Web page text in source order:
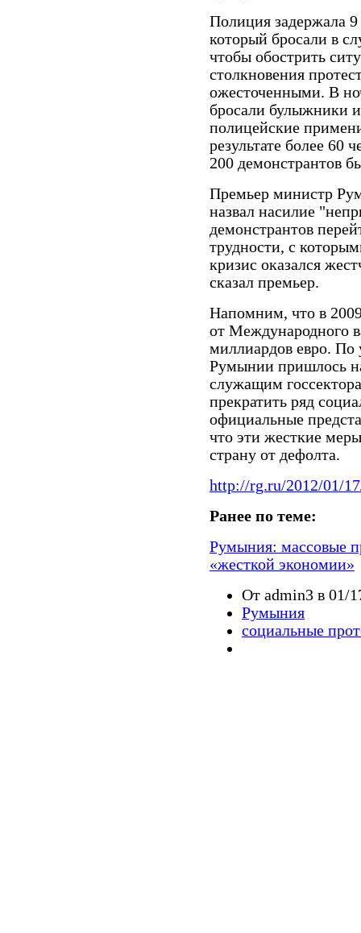
Полиция задержала
который бросали в
чтобы обострить
столкновения
ожесточенными. В
бросали булыжники
полицейские
результате более 60
200 демонстрантов
Премьер министр
назвал насилие
демонстрантов
трудности, с
кризис оказался
сказал премьер.
Напомним, что в
от Международного
миллиардов евро. По
Румынии пришлось
служащим
прекратить ряд
официальные
что эти жесткие
страну от дефолта.
http://rg.ru/2012/01/
Ранее по теме:
Румыния: массовые
«жесткой экономии»
От admin3 в 01/
Румыния
социальные